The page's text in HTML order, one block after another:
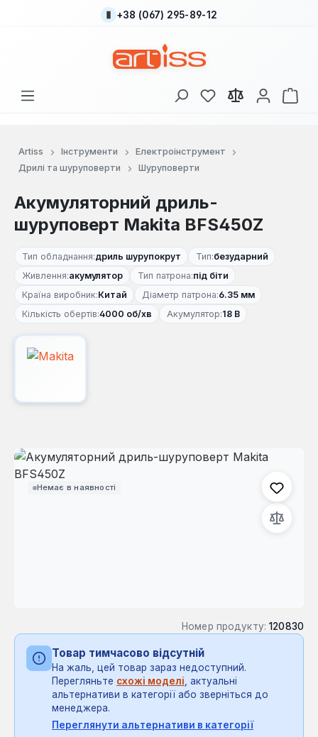
Перейти до основного вмісту
+38 (067) 295-89-12
У вас є 0 у списку
Artiss Інструменти
Електроінструмент
Дрилі та шуруповерти
Шуруповерти
Акумуляторний дриль-
шуруповерт Makita BFS450Z
Тип обладнання:дриль шурупокрут Тип:безударний
Живлення:акумулятор Тип патрона:під біти
Країна виробник:Китай Діаметр патрона:6.35 мм
Кількість обертів:4000 об/хв Акумулятор:18 В
Немає в наявності
Пропустити галерею зображень
Номер продукту: 120830
Товар тимчасово відсутній
На жаль, цей товар зараз недоступний.
Перегляньте схожі моделі, актуальні
альтернативи в категорії або зверніться до
менеджера.
Переглянути альтернативи в категорії